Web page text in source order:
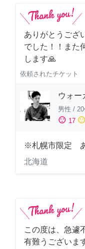
ありがとうござ
でした！！また
します🙏
依頼されたチケット
ウォー
男性 /
sentiment_satisfied 17 sentiment_neutral
※札幌市限定 あ
北海道
この度は、急遽
有難うございま